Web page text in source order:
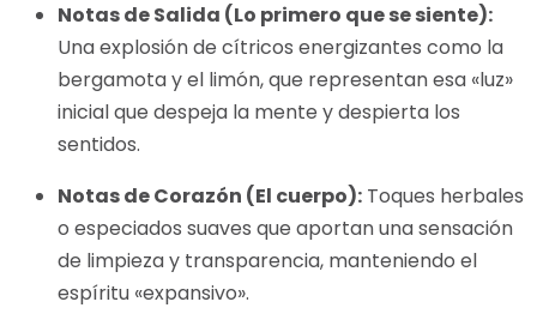
Notas de Salida (Lo primero que se siente):
Una explosión de cítricos energizantes como la
bergamota y el limón, que representan esa «luz»
inicial que despeja la mente y despierta los
sentidos.
Notas de Corazón (El cuerpo): Toques herbales
o especiados suaves que aportan una sensación
de limpieza y transparencia, manteniendo el
espíritu «expansivo».